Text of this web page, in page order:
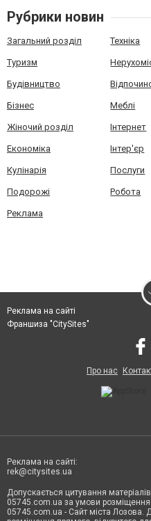
Рубрики новин
Загальний розділ Техніка
Туризм
Будівництво
Бізнес Меблі
Жіночий розділ Інтернет
Економіка Інтер'єр
Кулінарія Послуги
Подорожі Робота
Реклама
Реклама на сайті
Франшиза "CitySites"
Про нас
Реклама на сайті:
rek@citysites.ua
Допускається цитування
05745.com.ua за умови розміщення
05745.com.ua - Сайт міста Лозова.